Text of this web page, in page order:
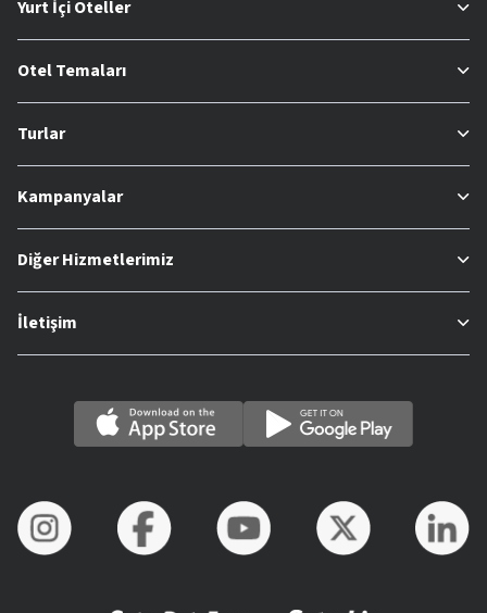
Yurt İçi Oteller
Otel Temaları
Turlar
Kampanyalar
Diğer Hizmetlerimiz
İletişim